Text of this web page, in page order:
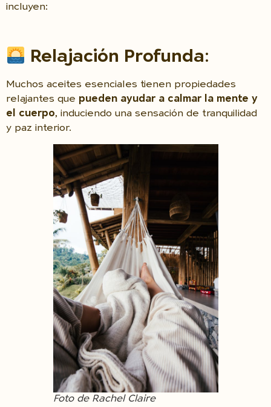
incluyen:
Relajación Profunda:
Muchos aceites esenciales tienen propiedades
relajantes que pueden ayudar a calmar la mente y
el cuerpo, induciendo una sensación de tranquilidad
y paz interior.
Foto de Rachel Claire